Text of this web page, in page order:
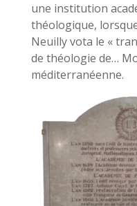
une institution
théologique,
Neuilly vota le «
de théologie de…
méditerranéenne.